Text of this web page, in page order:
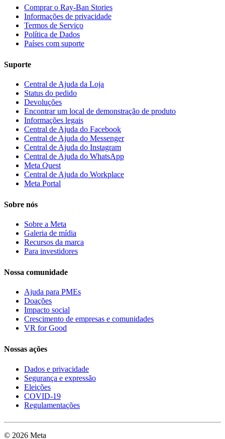
Comprar o Ray-Ban Stories
Informações de privacidade
Termos de Serviço
Política de Dados
Países com suporte
Suporte
Central de Ajuda da Loja
Status do pedido
Devoluções
Encontrar um local de demonstração de produto
Informações legais
Central de Ajuda do Facebook
Central de Ajuda do Messenger
Central de Ajuda do Instagram
Central de Ajuda do WhatsApp
Meta Quest
Central de Ajuda do Workplace
Meta Portal
Sobre nós
Sobre a Meta
Galeria de mídia
Recursos da marca
Para investidores
Nossa comunidade
Ajuda para PMEs
Doações
Impacto social
Crescimento de empresas e comunidades
VR for Good
Nossas ações
Dados e privacidade
Segurança e expressão
Eleições
COVID-19
Regulamentações
© 2026 Meta